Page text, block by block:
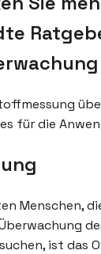
für die
Menschen,
ist das